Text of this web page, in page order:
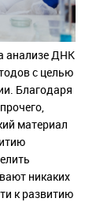
анализе ДНК
с целью
Благодаря
материал
никаких
к развитию